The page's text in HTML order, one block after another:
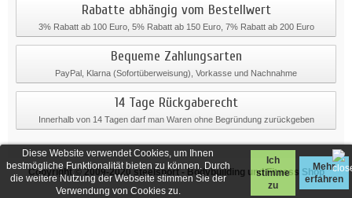
Diese Website verwendet Cookies, um Ihnen
bestmögliche Funktionalität bieten zu können. Durch
die weitere Nutzung der Webseite stimmen Sie der
Verwendung von Cookies zu.
Ich
stimme
zu
Mehr
erfahren
Rabatte abhängig vom Bestellwert
3% Rabatt ab 100 Euro, 5% Rabatt ab 150 Euro, 7% Rabatt ab 200 Euro
Bequeme Zahlungsarten
PayPal, Klarna (Sofortüberweisung), Vorkasse und Nachnahme
14 Tage Rückgaberecht
Innerhalb von 14 Tagen darf man Waren ohne Begründung zurückgeben
Copyright © 2009-2020steelsport- Bodybuilding und Fitness Shop